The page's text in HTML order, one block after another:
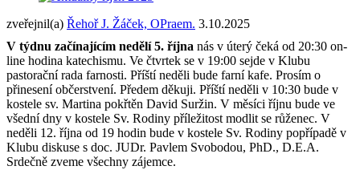
zveřejnil(a) Řehoř J. Žáček, OPraem. 3.10.2025
V týdnu začínajícím nedělí 5. října nás v úterý čeká od 20:30 on-
line hodina katechismu. Ve čtvrtek se v 19:00 sejde v Klubu
pastorační rada farnosti. Příští neděli bude farní kafe. Prosím o
přinesení občerstvení. Předem děkuji. Příští neděli v 10:30 bude v
kostele sv. Martina pokřtěn David Suržin. V měsíci říjnu bude ve
všední dny v kostele Sv. Rodiny příležitost modlit se růženec. V
neděli 12. října od 19 hodin bude v kostele Sv. Rodiny popřípadě v
Klubu diskuse s doc. JUDr. Pavlem Svobodou, PhD., D.E.A.
Srdečně zveme všechny zájemce.